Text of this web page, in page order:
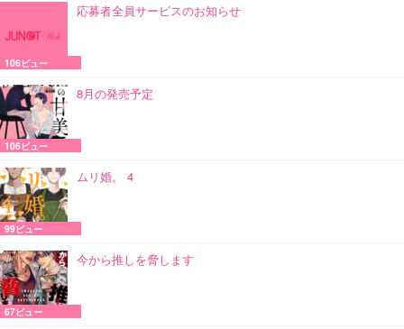
応募者全員サービスのお知らせ
106ビュー
8月の発売予定
106ビュー
ムリ婚。 4
99ビュー
今から推しを脅します
67ビュー